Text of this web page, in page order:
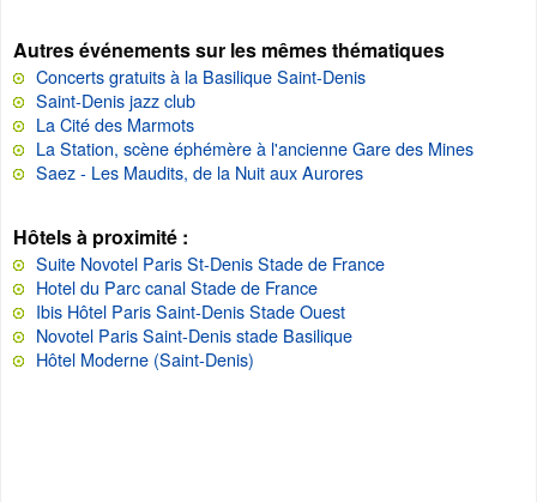
Autres événements sur les mêmes thématiques
Concerts gratuits à la Basilique Saint-Denis
Saint-Denis jazz club
La Cité des Marmots
La Station, scène éphémère à l'ancienne Gare des Mines
Saez - Les Maudits, de la Nuit aux Aurores
Hôtels à proximité :
Suite Novotel Paris St-Denis Stade de France
Hotel du Parc canal Stade de France
Ibis Hôtel Paris Saint-Denis Stade Ouest
Novotel Paris Saint-Denis stade Basilique
Hôtel Moderne (Saint-Denis)